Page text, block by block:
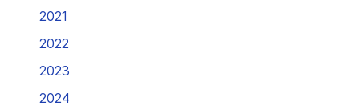
2021
2022
2023
2024